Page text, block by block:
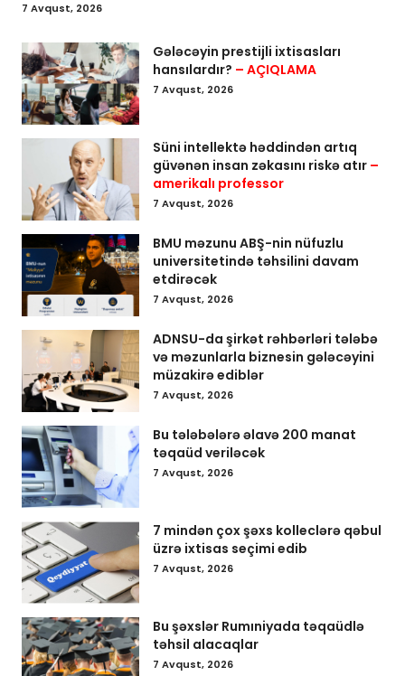
7 Avqust, 2026
Gələcəyin prestijli ixtisasları
hansılardır? – AÇIQLAMA
7 Avqust, 2026
Süni intellektə həddindən artıq
güvənən insan zəkasını riskə atır –
amerikalı professor
7 Avqust, 2026
BMU məzunu ABŞ-nin nüfuzlu
universitetində təhsilini davam
etdirəcək
7 Avqust, 2026
ADNSU-da şirkət rəhbərləri tələbə
və məzunlarla biznesin gələcəyini
müzakirə ediblər
7 Avqust, 2026
Bu tələbələrə əlavə 200 manat
təqaüd veriləcək
7 Avqust, 2026
7 mindən çox şəxs kolleclərə qəbul
üzrə ixtisas seçimi edib
7 Avqust, 2026
Bu şəxslər Rumıniyada təqaüdlə
təhsil alacaqlar
7 Avqust, 2026